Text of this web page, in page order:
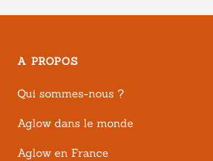
A PROPOS
Qui sommes-nous ?
Aglow dans le monde
Aglow en France